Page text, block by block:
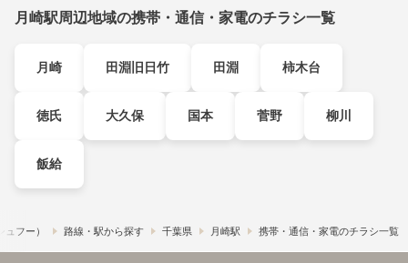
月崎駅周辺地域の携帯・通信・家電のチラシ一覧
月崎 田淵旧日竹 田淵 柿木台
徳氏 大久保 国本 菅野 柳川
飯給
フー） 路線・駅から探す 千葉県 月崎駅 携帯・通信・家電のチラシ一覧